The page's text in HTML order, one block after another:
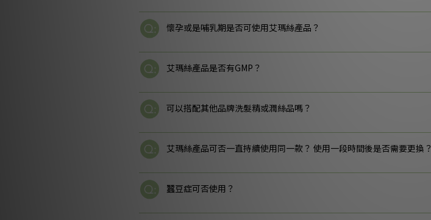
懷孕或是哺乳期是否可使用艾瑪絲產品？
艾瑪絲產品是否有GMP？
可以搭配其他品牌洗髮精或潤絲品嗎？
艾瑪絲產品可否一直持續使用同一款？ 使用一段時間後是否需要更換？
蠶豆症可否使用？